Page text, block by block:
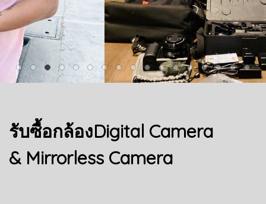
รับซื้อกล้องDigital Camera
& Mirrorless Camera